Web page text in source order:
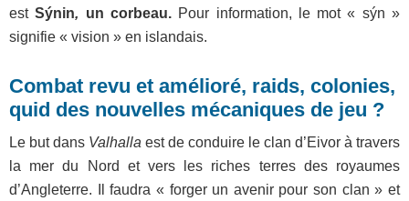
estSýnin, un corbeau.Pour information, le mot « sýn »
signifie « vision » en islandais.
Combat revu et amélioré, raids, colonies,
quid des nouvelles mécaniques de jeu ?
Le but dans Valhalla est de conduire le clan d’Eivor à travers
la mer du Nord et vers les riches terres des royaumes
d’Angleterre. Il faudra « forger un avenir pour son clan » et